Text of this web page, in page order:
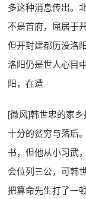
多这种消息传出。
不是首府，屈居于
但开封建都历没洛
洛阳仍是世人心目
阳，在遭
[微风]韩世忠的家
十分的贫穷与落后
书，但他从小习武
会位列三公，可韩
把算命先生打了一